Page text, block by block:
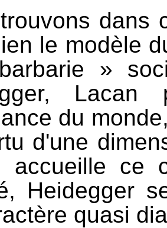
dans
le modèle
»
du
d'une
accueille ce
Heidegger
quasi